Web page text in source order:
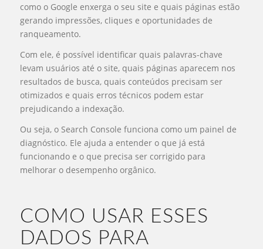
como o Google enxerga o seu site e quais páginas estão
gerando impressões, cliques e oportunidades de
ranqueamento.
Com ele, é possível identificar quais palavras-chave
levam usuários até o site, quais páginas aparecem nos
resultados de busca, quais conteúdos precisam ser
otimizados e quais erros técnicos podem estar
prejudicando a indexação.
Ou seja, o Search Console funciona como um painel de
diagnóstico. Ele ajuda a entender o que já está
funcionando e o que precisa ser corrigido para
melhorar o desempenho orgânico.
COMO USAR ESSES
DADOS PARA